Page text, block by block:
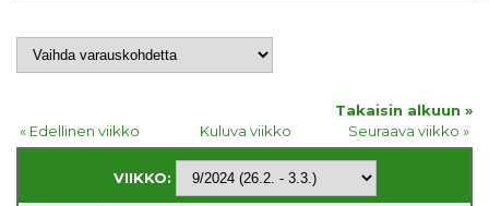
Takaisin alkuun »
« Edellinen viikko
Kuluva viikko Seuraava viikko »
VIIKKO: